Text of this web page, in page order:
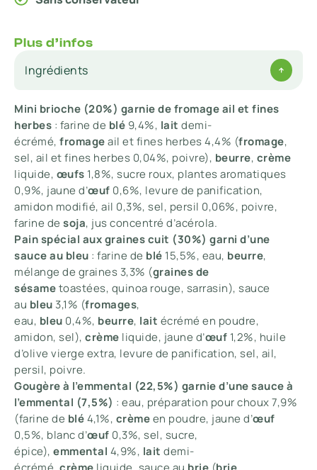
Plus d’infos
Ingrédients
Mini brioche (20%) garnie de fromage ail et fines
herbes : farine de blé 9,4%, lait demi-
écrémé, fromageail et fines herbes 4,4% (fromage,
sel, ail et fines herbes 0,04%, poivre), beurre, crème
liquide, œufs 1,8%, sucre roux, plantes aromatiques
0,9%, jaune d’œuf 0,6%, levure de panification,
amidon modifié, ail 0,3%, sel, persil 0,06%, poivre,
farine de soja, jus concentré d’acérola.
Pain spécial aux graines cuit (30%) garni d’une
sauce au bleu : farine de blé 15,5%, eau, beurre,
mélange de graines 3,3% (graines de
sésametoastées, quinoa rouge, sarrasin), sauce
au bleu 3,1% (fromages,
eau, bleu 0,4%, beurre, lait écrémé en poudre,
amidon, sel), crème liquide, jaune d’œuf 1,2%, huile
d’olive vierge extra, levure de panification, sel, ail,
persil, poivre.
Gougère à l’emmental (22,5%) garnie d’une sauce à
l’emmental (7,5%) : eau, préparation pour choux 7,9%
(farine de blé4,1%, crèmeen poudre, jaune d’œuf
0,5%, blanc d’œuf 0,3%, sel, sucre,
épice), emmental 4,9%, lait demi-